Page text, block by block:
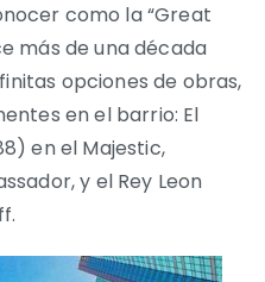
como la “Great
más de una década
opciones de obras,
en el barrio: El
en el Majestic,
y el Rey Leon